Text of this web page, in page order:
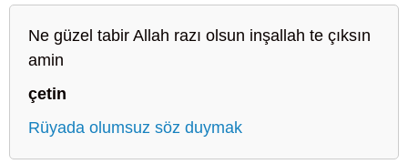
Ne güzel tabir Allah razı olsun inşallah te çıksın
amin
çetin
Rüyada olumsuz söz duymak